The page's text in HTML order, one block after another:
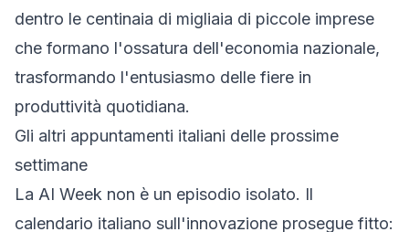
dentro le centinaia di migliaia di piccole imprese
che formano l'ossatura dell'economia nazionale,
trasformando l'entusiasmo delle fiere in
produttività quotidiana.
Gli altri appuntamenti italiani delle prossime
settimane
La AI Week non è un episodio isolato. Il
calendario italiano sull'innovazione prosegue fitto: